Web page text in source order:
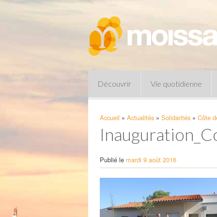
Découvrir Vie quotidienne
Pharmacies de garde
Accueil » Actualités » Solidarités » Côte
Publié le mardi 9 août 2016